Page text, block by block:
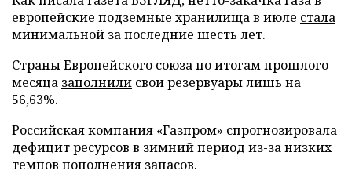
европейские подземные хранилища в июле стала
минимальной за последние шесть лет.
Страны Европейского союза по итогам прошлого
месяца заполнили свои резервуары лишь на
56,63%.
Российская компания «Газпром» спрогнозировала
дефицит ресурсов в зимний период из-за низких
темпов пополнения запасов.